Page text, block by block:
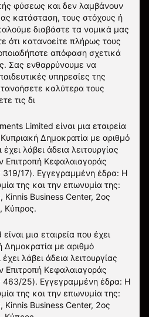
φύσεως και δεν λαμβάνουν
κατάσταση, τους στόχους ή
διαβάστε τα νομικά μας
ότι κατανοείτε πλήρως τους
απόφαση σχετικά
Σας ενθαρρύνουμε να
υπηρεσίες της
καλύτερα τους
τις δι
Limited είναι μια εταιρεία
Δημοκρατία με αριθμό
λάβει άδεια λειτουργίας
Επιτροπή Κεφαλαιαγοράς
319/17). Εγγεγραμμένη έδρα: Η
της και την επωνυμία της:
Kinnis Business Center, 2ος
Κύπρος.
μια εταιρεία που έχει
Δημοκρατία με αριθμό
λάβει άδεια λειτουργίας
Επιτροπή Κεφαλαιαγοράς
463/25). Εγγεγραμμένη έδρα: Η
της και την επωνυμία της:
Kinnis Business Center, 2ος